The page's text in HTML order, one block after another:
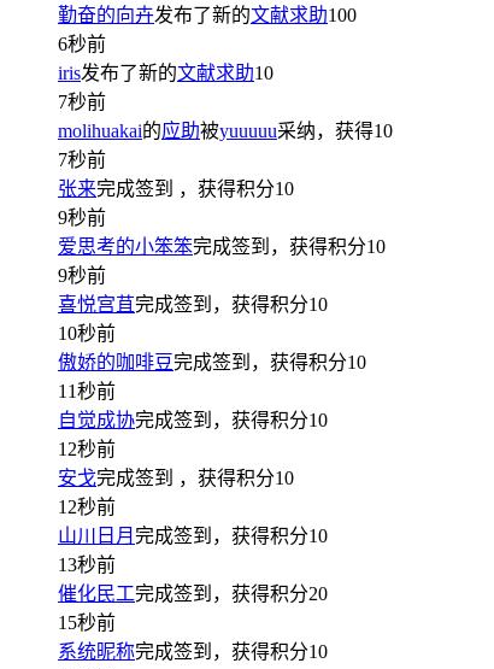
勤奋的向卉发布了新的文献求助100
6秒前
iris发布了新的文献求助10
7秒前
molihuakai的应助被yuuuuu采纳，获得10
7秒前
张来完成签到 ，获得积分10
9秒前
爱思考的小笨笨完成签到，获得积分10
9秒前
喜悦宫苴完成签到，获得积分10
10秒前
傲娇的咖啡豆完成签到，获得积分10
11秒前
自觉成协完成签到，获得积分10
12秒前
安戈完成签到 ，获得积分10
12秒前
山川日月 完成签到，获得积分10
13秒前
催化民工完成签到，获得积分20
15秒前
系统昵称完成签到，获得积分10